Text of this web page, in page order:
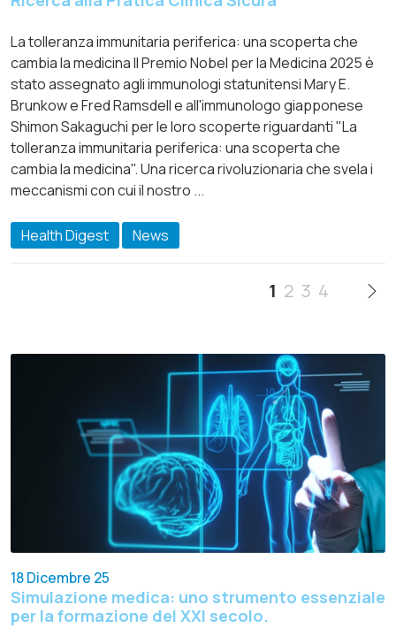
La tolleranza immunitaria periferica: una scoperta che
cambia la medicina Il Premio Nobel per la Medicina 2025 è
stato assegnato agli immunologi statunitensi Mary E.
Brunkow e Fred Ramsdell e all'immunologo giapponese
Shimon Sakaguchi per le loro scoperte riguardanti "La
tolleranza immunitaria periferica: una scoperta che
cambia la medicina". Una ricerca rivoluzionaria che svela i
meccanismi con cui il nostro ...
Health Digest News
1 2 3 4
18 Dicembre 25
Simulazione medica: uno strumento essenziale
per la formazione del XXI secolo.